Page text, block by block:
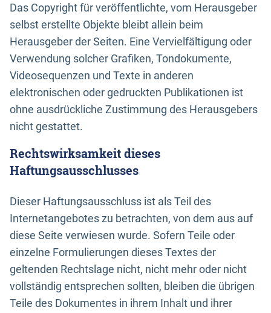
Das Copyright für veröffentlichte, vom Herausgeber
selbst erstellte Objekte bleibt allein beim
Herausgeber der Seiten. Eine Vervielfältigung oder
Verwendung solcher Grafiken, Tondokumente,
Videosequenzen und Texte in anderen
elektronischen oder gedruckten Publikationen ist
ohne ausdrückliche Zustimmung des Herausgebers
nicht gestattet.
Rechtswirksamkeit dieses
Haftungsausschlusses
Dieser Haftungsausschluss ist als Teil des
Internetangebotes zu betrachten, von dem aus auf
diese Seite verwiesen wurde. Sofern Teile oder
einzelne Formulierungen dieses Textes der
geltenden Rechtslage nicht, nicht mehr oder nicht
vollständig entsprechen sollten, bleiben die übrigen
Teile des Dokumentes in ihrem Inhalt und ihrer